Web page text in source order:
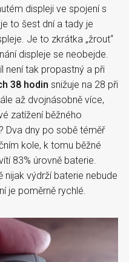
displeji ve spojení s
to šest dní a tady je
Je to zkrátka „žrout“
displeje se neobejde.
není tak propastný a při
38 hodin snižuje na 28 při
až dvojnásobně více,
zatížení běžného
Dva dny po sobě téměř
kole, k tomu běžné
83% úrovně baterie.
nijak výdrží baterie nebude
je poměrně rychlé.